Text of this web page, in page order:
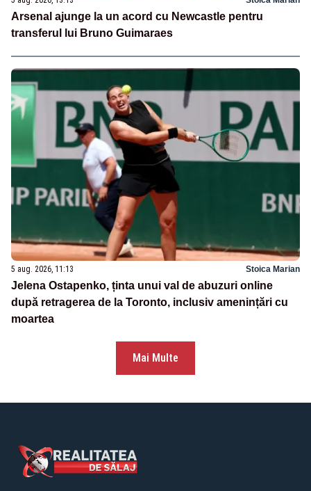
Arsenal ajunge la un acord cu Newcastle pentru
transferul lui Bruno Guimaraes
5 aug. 2026, 11:13 Stoica Marian
Jelena Ostapenko, ținta unui val de abuzuri online
după retragerea de la Toronto, inclusiv amenințări cu
moartea
Mai Multe